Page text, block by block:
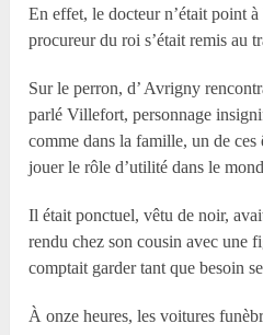
En effet, le docteur n’était point
procureur du roi s’était remis au
Sur le perron, d’ Avrigny
parlé Villefort, personnage
comme dans la famille, un de ces
jouer le rôle d’utilité dans le
Il était ponctuel, vêtu de noir,
rendu chez son cousin avec une
comptait garder tant que besoin
À onze heures, les voitures